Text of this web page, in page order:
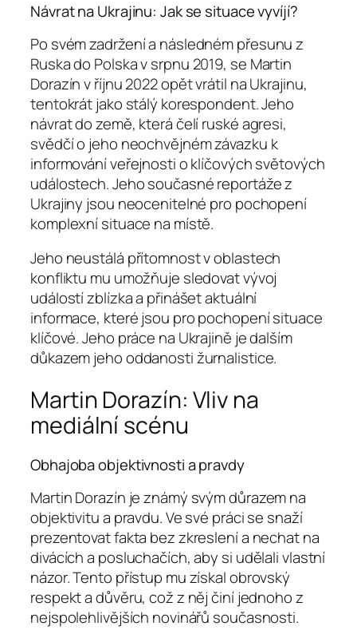
Návrat na Ukrajinu: Jak se situace vyvíjí?
Po svém zadržení a následném přesunu z
Ruska do Polska v srpnu 2019, se Martin
Dorazín v říjnu 2022 opět vrátil na Ukrajinu,
tentokrát jako stálý korespondent. Jeho
návrat do země, která čelí ruské agresi,
svědčí o jeho neochvějném závazku k
informování veřejnosti o klíčových světových
událostech. Jeho současné reportáže z
Ukrajiny jsou neocenitelné pro pochopení
komplexní situace na místě.
Jeho neustálá přítomnost v oblastech
konfliktu mu umožňuje sledovat vývoj
událostí zblízka a přinášet aktuální
informace, které jsou pro pochopení situace
klíčové. Jeho práce na Ukrajině je dalším
důkazem jeho oddanosti žurnalistice.
Martin Dorazín: Vliv na
mediální scénu
Obhajoba objektivnosti a pravdy
Martin Dorazín je známý svým důrazem na
objektivitu a pravdu. Ve své práci se snaží
prezentovat fakta bez zkreslení a nechat na
divácích a posluchačích, aby si udělali vlastní
názor. Tento přístup mu získal obrovský
respekt a důvěru, což z něj činí jednoho z
nejspolehlivějších novinářů současnosti.